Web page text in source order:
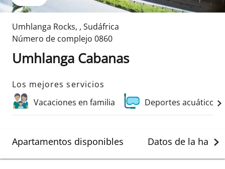
Umhlanga Rocks, , Sudáfrica
Número de complejo 0860
Umhlanga Cabanas
Los mejores servicios
Vacaciones en familia
Deportes acuáticos
Apartamentos disponibles Datos de la